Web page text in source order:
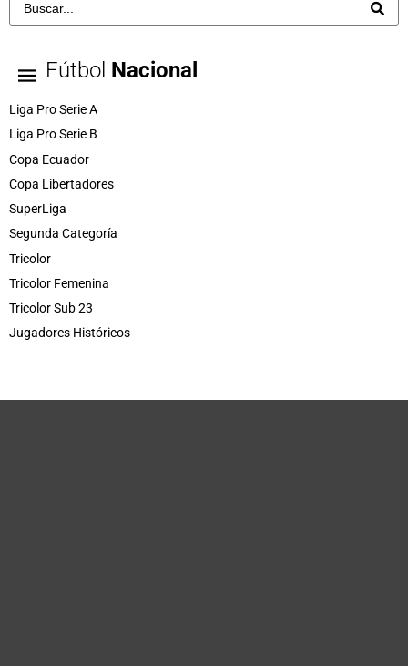
Fútbol Nacional
Liga Pro Serie A
Liga Pro Serie B
Copa Ecuador
Copa Libertadores
SuperLiga
Segunda Categoría
Tricolor
Tricolor Femenina
Tricolor Sub 23
Jugadores Históricos